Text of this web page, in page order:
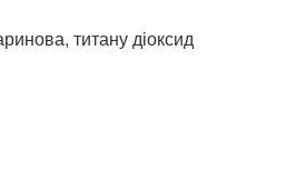
титану діоксид